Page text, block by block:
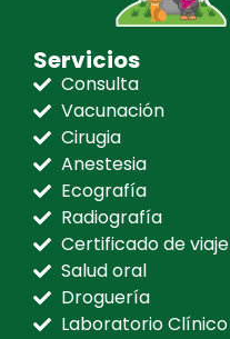
Servicios
Consulta
Vacunación
Cirugia
Anestesia
Ecografía
Radiografía
Certificado de viaje
Salud oral
Droguería
Laboratorio Clínico